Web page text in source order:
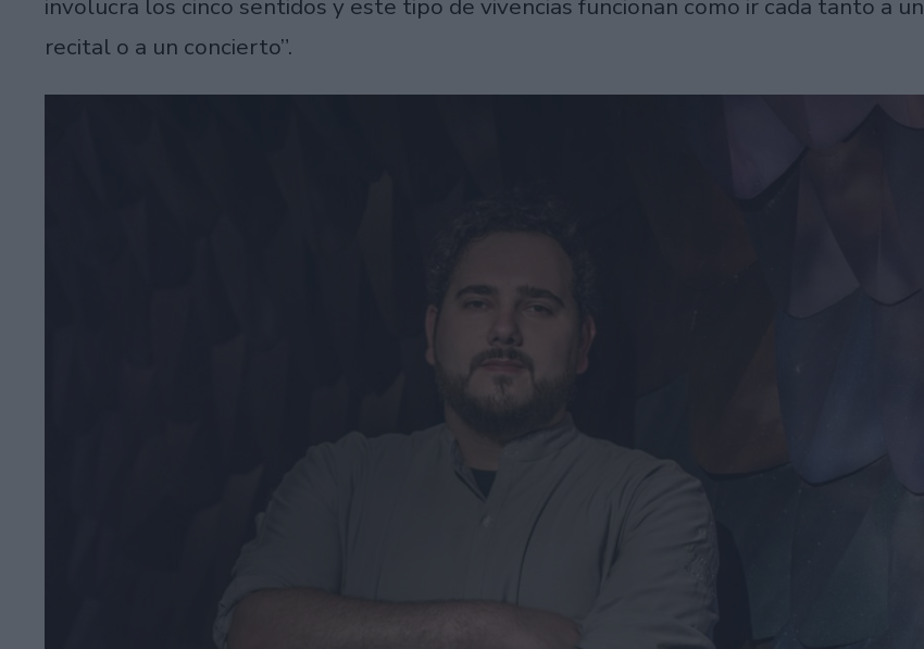
involucra los cinco sentidos y este tipo de vivencias funcionan como ir cada tanto a un
recital o a un concierto”.